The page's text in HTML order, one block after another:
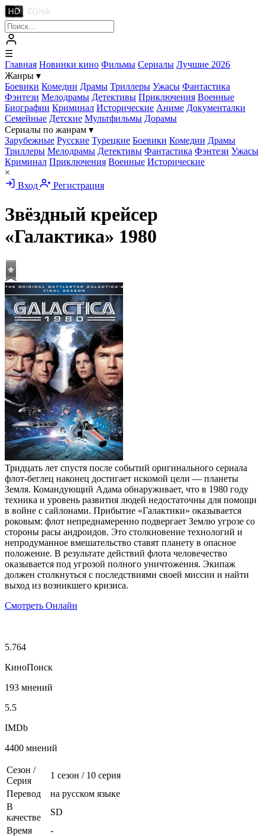
☰
Главная Новинки кино Фильмы Сериалы Лучшие 2026
Жанры ▾
Боевики Комедии Драмы Триллеры Ужасы Фантастика
Фэнтези Мелодрамы Детективы Приключения Военные
Биографии Криминал Исторические Аниме Документалки
Семейные Детские Мультфильмы Дорамы
Сериалы по жанрам ▾
Зарубежные Русские Турецкие Боевики Комедии Драмы
Триллеры Мелодрамы Детективы Фантастика Фэнтези Ужасы
Криминал Приключения Военные Исторические
×
Вход
Регистрация
Звёздный крейсер
«Галактика» 1980
Тридцать лет спустя после событий оригинального сериала
флот-беглец наконец достигает искомой цели — планеты
Земля. Командующий Адама обнаруживает, что в 1980 году
техника и уровень развития людей недостаточны для помощи
в войне с сайлонами. Прибытие «Галактики» оказывается
роковым: флот непреднамеренно подвергает Землю угрозе со
стороны расы андроидов. Это столкновение технологий и
непродуманное вмешательство ставят планету в опасное
положение. В результате действий флота человечество
оказывается под угрозой полного уничтожения. Экипаж
должен столкнуться с последствиями своей миссии и найти
выход из возникшего кризиса.
Смотреть Онлайн
5.764
КиноПоиск
193 мнений
5.5
IMDb
4400 мнений
Сезон /
Серия
1 сезон / 10 серия
Перевод
на русском языке
В
качестве
SD
Время
-